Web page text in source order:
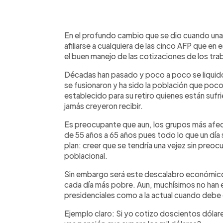
► Escuchar artículo
En el profundo cambio que se dio cuando
afiliarse a cualquiera de las cinco AFP que
el buen manejo de las cotizaciones de los
Décadas han pasado y poco a poco se
se fusionaron y ha sido la población que
establecido para su retiro quienes están
jamás creyeron recibir.
Es preocupante que aun, los grupos más
de 55 años a 65 años pues todo lo que un
plan: creer que se tendría una vejez sin
poblacional.
Sin embargo será este descalabro
cada día más pobre. Aun, muchísimos no
presidenciales como a la actual cuando
Ejemplo claro: Si yo cotizo doscientos